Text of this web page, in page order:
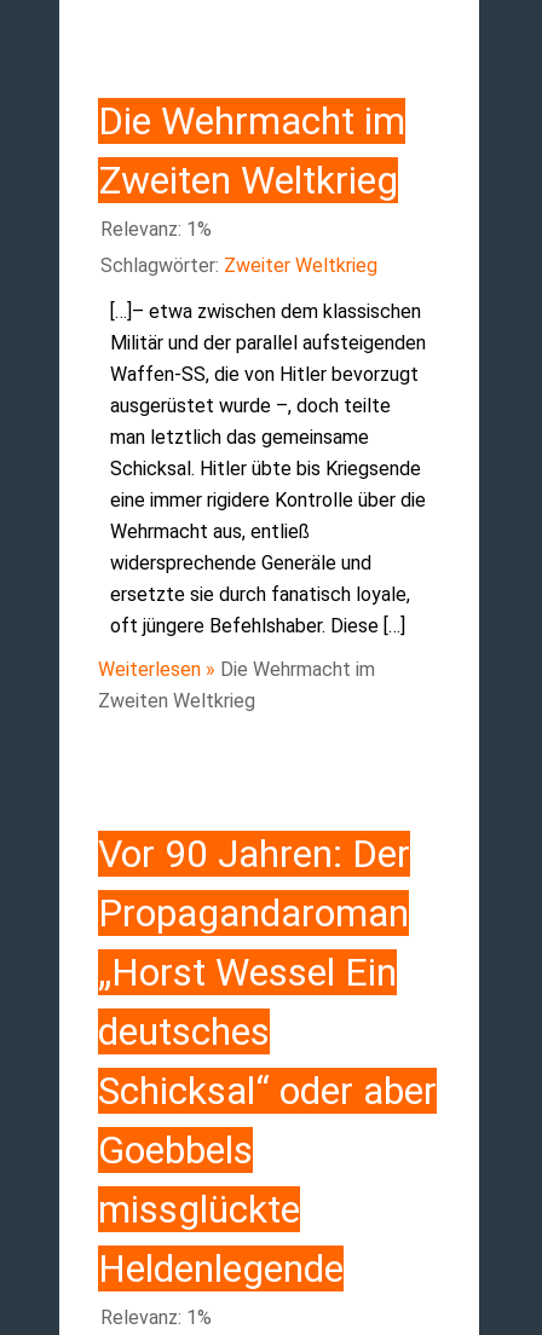
Die Wehrmacht im
Zweiten Weltkrieg
Relevanz: 1%
Schlagwörter: Zweiter Weltkrieg
[…]– etwa zwischen dem klassischen
Militär und der parallel aufsteigenden
Waffen-SS, die von Hitler bevorzugt
ausgerüstet wurde –, doch teilte
man letztlich das gemeinsame
Schicksal. Hitler übte bis Kriegsende
eine immer rigidere Kontrolle über die
Wehrmacht aus, entließ
widersprechende Generäle und
ersetzte sie durch fanatisch loyale,
oft jüngere Befehlshaber. Diese […]
Weiterlesen » Die Wehrmacht im
Zweiten Weltkrieg
Vor 90 Jahren: Der
Propagandaroman
„Horst Wessel Ein
deutsches
Schicksal“ oder aber
Goebbels
missglückte
Heldenlegende
Relevanz: 1%